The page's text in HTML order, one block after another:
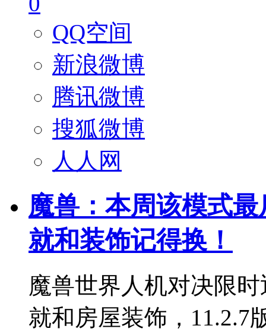
QQ空间
新浪微博
腾讯微博
搜狐微博
人人网
魔兽：本周该模式
就和装饰记得换！
魔兽世界人机对决限
就和房屋装饰，11.2.7